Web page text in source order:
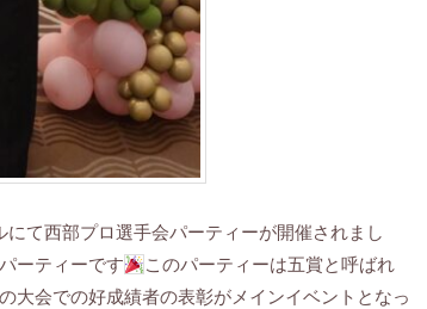
て西部プロ選手会パーティーが開催されまし
ーティーです
このパーティーは五賞と呼ばれ
大会での好成績者の表彰がメインイベントとなっ